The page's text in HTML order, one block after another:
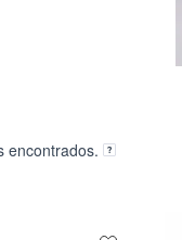
encontrados.